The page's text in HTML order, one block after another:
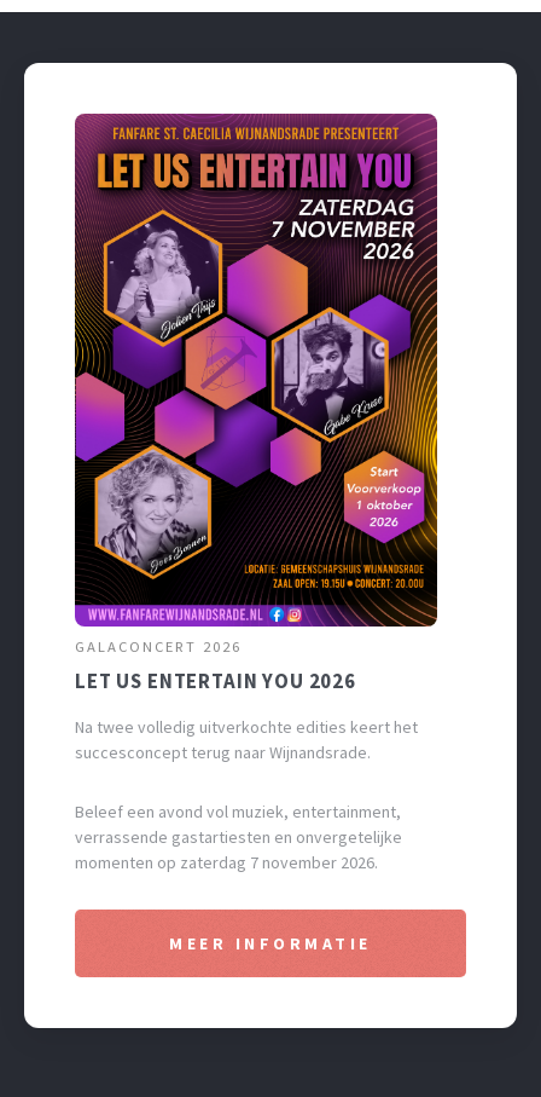
GALACONCERT 2026
LET US ENTERTAIN YOU 2026
Na twee volledig uitverkochte edities keert het
succesconcept terug naar Wijnandsrade.
Beleef een avond vol muziek, entertainment,
verrassende gastartiesten en onvergetelijke
momenten op zaterdag 7 november 2026.
MEER INFORMATIE